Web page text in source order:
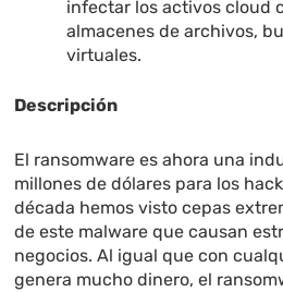
infectar los activos cloud
almacenes de archivos,
virtuales.
Descripción
El ransomware es ahora una
millones de dólares para los
década hemos visto cepas
de este malware que causan
negocios. Al igual que con
genera mucho dinero, el